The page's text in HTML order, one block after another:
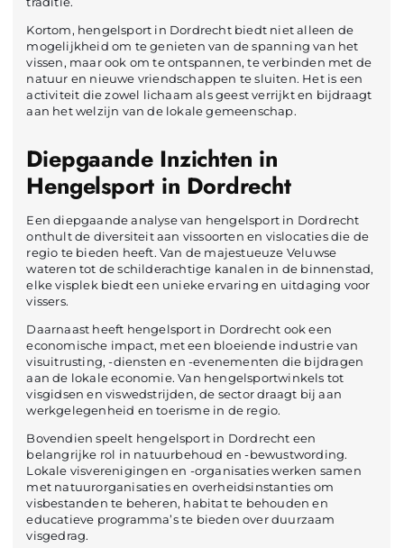
Kortom, hengelsport in Dordrecht biedt niet alleen de
mogelijkheid om te genieten van de spanning van het
vissen, maar ook om te ontspannen, te verbinden met de
natuur en nieuwe vriendschappen te sluiten. Het is een
activiteit die zowel lichaam als geest verrijkt en bijdraagt
aan het welzijn van de lokale gemeenschap.
Diepgaande Inzichten in
Hengelsport in Dordrecht
Een diepgaande analyse van hengelsport in Dordrecht
onthult de diversiteit aan vissoorten en vislocaties die de
regio te bieden heeft. Van de majestueuze Veluwse
wateren tot de schilderachtige kanalen in de binnenstad,
elke visplek biedt een unieke ervaring en uitdaging voor
vissers.
Daarnaast heeft hengelsport in Dordrecht ook een
economische impact, met een bloeiende industrie van
visuitrusting, -diensten en -evenementen die bijdragen
aan de lokale economie. Van hengelsportwinkels tot
visgidsen en viswedstrijden, de sector draagt bij aan
werkgelegenheid en toerisme in de regio.
Bovendien speelt hengelsport in Dordrecht een
belangrijke rol in natuurbehoud en -bewustwording.
Lokale visverenigingen en -organisaties werken samen
met natuurorganisaties en overheidsinstanties om
visbestanden te beheren, habitat te behouden en
educatieve programma’s te bieden over duurzaam
visgedrag.